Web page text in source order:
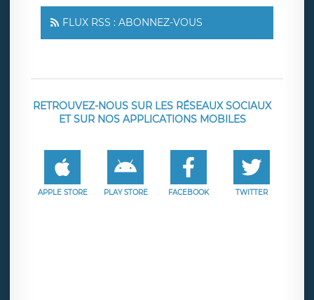
FLUX RSS : ABONNEZ-VOUS
RETROUVEZ-NOUS SUR LES RÉSEAUX SOCIAUX
ET SUR NOS APPLICATIONS MOBILES
APPLE STORE PLAY STORE FACEBOOK TWITTER